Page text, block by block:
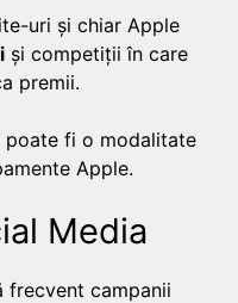
uri și chiar Apple
și competiții în care
premii.
poate fi o modalitate
Apple.
Media
frecvent campanii